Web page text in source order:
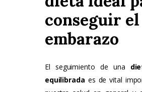
conseguir el
embarazo
El seguimiento de una
equilibrada es de vital